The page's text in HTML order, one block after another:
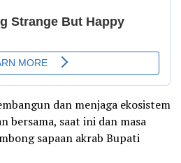
dan menjaga ekosistem
bersama, saat ini dan masa
sapaan akrab Bupati